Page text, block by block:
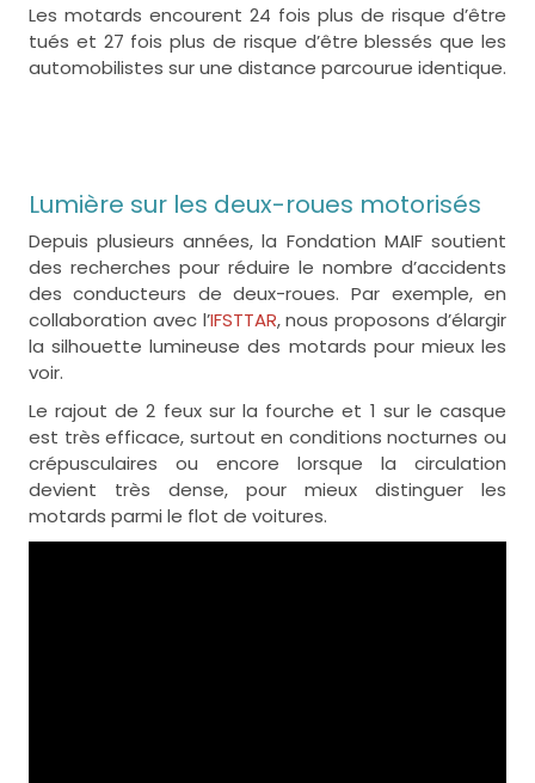
Les motards encourent 24 fois plus de risque d’être
tués et 27 fois plus de risque d’être blessés que les
automobilistes sur une distance parcourue identique.
Lumière sur les deux-roues motorisés
Depuis plusieurs années, la Fondation MAIF soutient
des recherches pour réduire le nombre d’accidents
des conducteurs de deux-roues. Par exemple, en
collaboration avec l’IFSTTAR, nous proposons d’élargir
la silhouette lumineuse des motards pour mieux les
voir.
Le rajout de 2 feux sur la fourche et 1 sur le casque
est très efficace, surtout en conditions nocturnes ou
crépusculaires ou encore lorsque la circulation
devient très dense, pour mieux distinguer les
motards parmi le flot de voitures.